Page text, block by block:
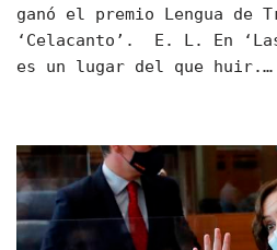
ganó el premio Lengua de
‘Celacanto’. E. L. En
es un lugar del que huir.…